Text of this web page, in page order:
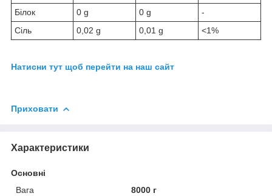
Білок 0 g 0 g
-
Сіль
0,02 g 0,01 g <1%
Натисни тут щоб перейти на наш сайт
Приховати
Характеристики
Основні
Вага
8000 г